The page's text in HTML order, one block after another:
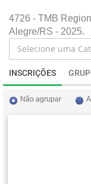
4726 - TMB
Alegre/RS - 2025.
INSCRIÇÕES
Não agrupar